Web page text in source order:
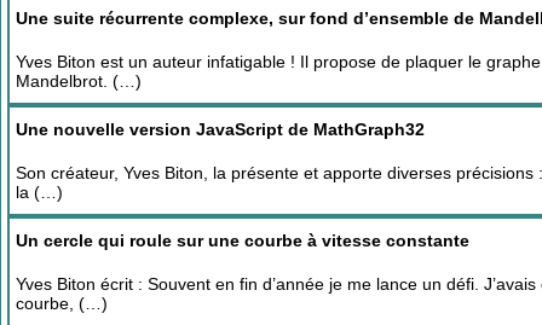
Une suite récurrente complexe, sur fond d’ensemble de
Yves Biton est un auteur infatigable ! Il propose de plaquer le
Mandelbrot. (…)
Une nouvelle version JavaScript de MathGraph32
Son créateur, Yves Biton, la présente et apporte diverses
la (…)
Un cercle qui roule sur une courbe à vitesse constante
Yves Biton écrit : Souvent en fin d’année je me lance un défi.
courbe, (…)